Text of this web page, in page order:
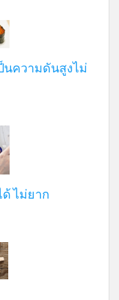
นความดันสูงไม่
ไม่ยาก